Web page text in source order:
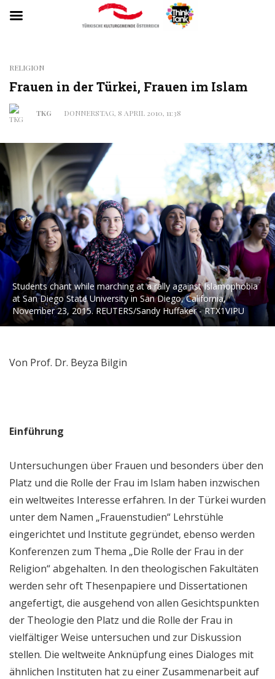
RELIGION
Frauen in der Türkei, Frauen im Islam
TKG DONNERSTAG, 8 APRIL 2010, 11:38
Students chant while marching at a rally against Islamophobia
at San Diego State University in San Diego, California,
November 23, 2015. REUTERS/Sandy Huffaker - RTX1VIPU
Von Prof. Dr. Beyza Bilgin
Einführung
Untersuchungen über Frauen und besonders über den
Platz und die Rolle der Frau im Islam haben inzwischen
ein weltweites Interesse erfahren. In der Türkei wurden
unter dem Namen „Frauenstudien“ Lehrstühle
eingerichtet und Institute gegründet, ebenso werden
Konferenzen zum Thema „Die Rolle der Frau in der
Religion“ abgehalten. In den theologischen Fakultäten
werden sehr oft Thesenpapiere und Dissertationen
angefertigt, die ausgehend von allen Gesichtspunkten
der Theologie den Platz und die Rolle der Frau in
vielfältiger Weise untersuchen und zur Diskussion
stellen. Die weltweite Anknüpfung eines Dialoges mit
ähnlichen Instituten hat zu einer Zusammenarbeit auf